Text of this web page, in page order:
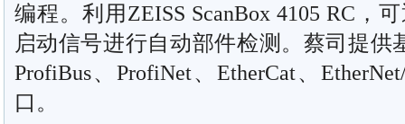
编程。利用ZEISS ScanBox 4105 RC，
启动信号进行自动部件检测。蔡司提供
ProfiBus、ProfiNet、EtherCat、
口。